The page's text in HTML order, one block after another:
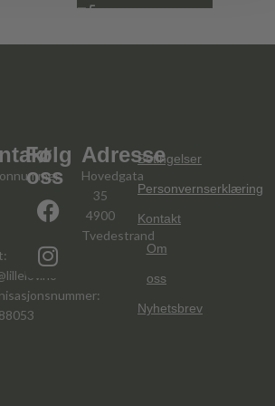
Følg
oss
Adresse
Hovedgata
35
4900
Tvedestrand
Betingelser
Personvernserklæring
Kontakt
Om
oss
Nyhetsbrev